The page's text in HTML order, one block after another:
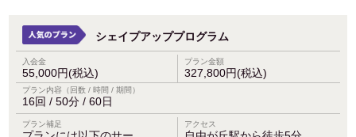
シェイプアッププログラム
入会金
55,000円(税込)
プラン金額
327,800円(税込)
プラン内容（回数 / 時間 / 期間）
16回 / 50分 / 60日
プラン補足 アクセス